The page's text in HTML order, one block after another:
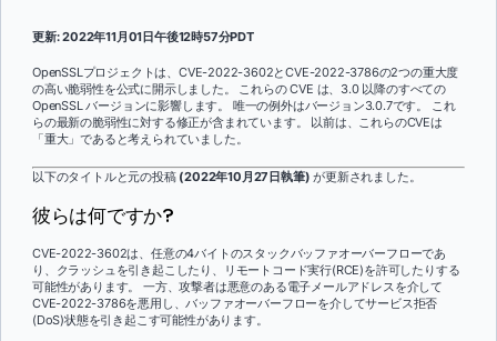
更新: 2022年11月01日午後12時57分PDT
OpenSSLプロジェクトは、CVE-2022-3602とCVE-2022-3786の2つの重大度
の高い脆弱性を公式に開示しました。 これらの CVE は、3.0 以降のすべての
OpenSSL バージョンに影響します。 唯一の例外はバージョン3.0.7です。 これ
らの最新の脆弱性に対する修正が含まれています。 以前は、これらのCVEは
「重大」であると考えられていました。
以下のタイトルと元の投稿 (2022年10月27日執筆) が更新されました。
彼らは何ですか?
CVE-2022-3602は、任意の4バイトのスタックバッファオーバーフローであ
り、クラッシュを引き起こしたり、リモートコード実行(RCE)を許可したりする
可能性があります。 一方、攻撃者は悪意のある電子メールアドレスを介して
CVE-2022-3786を悪用し、バッファオーバーフローを介してサービス拒否
(DoS)状態を引き起こす可能性があります。